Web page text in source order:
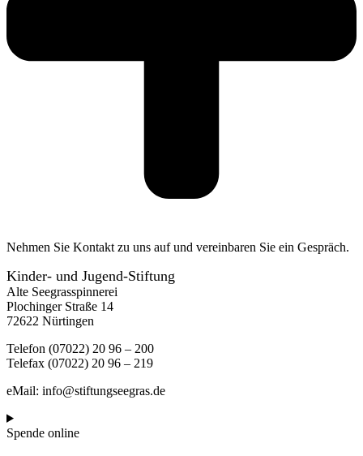
Nehmen Sie Kontakt zu uns auf und vereinbaren Sie ein Gespräch.
Kinder- und Jugend-Stiftung
Alte Seegrasspinnerei
Plochinger Straße 14
72622 Nürtingen
Telefon (07022) 20 96 – 200
Telefax (07022) 20 96 – 219
eMail: info@stiftungseegras.de
Spende online